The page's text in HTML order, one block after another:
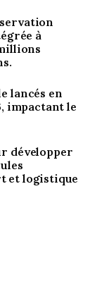
à
lancés en
impactant le
développer
et logistique